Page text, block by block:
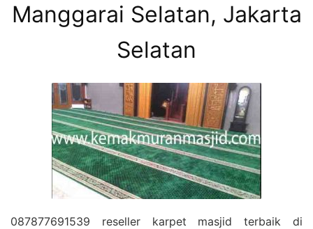
Manggarai Selatan, Jakarta
Selatan
087877691539 reseller karpet masjid terbaik di